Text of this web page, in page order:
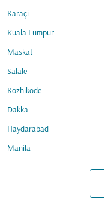
Karaçi
Kuala Lumpur
Maskat
Salale
Kozhikode
Dakka
Haydarabad
Manila